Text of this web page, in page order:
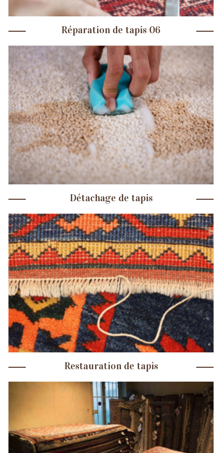
Réparation de tapis 06
Détachage de tapis
Restauration de tapis